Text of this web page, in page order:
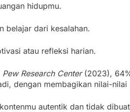
hidupmu.
belajar dari kesalahan.
atau refleksi harian.
Pew Research Center(2023),
dengan membagikan nilai-
autentik dan tidak